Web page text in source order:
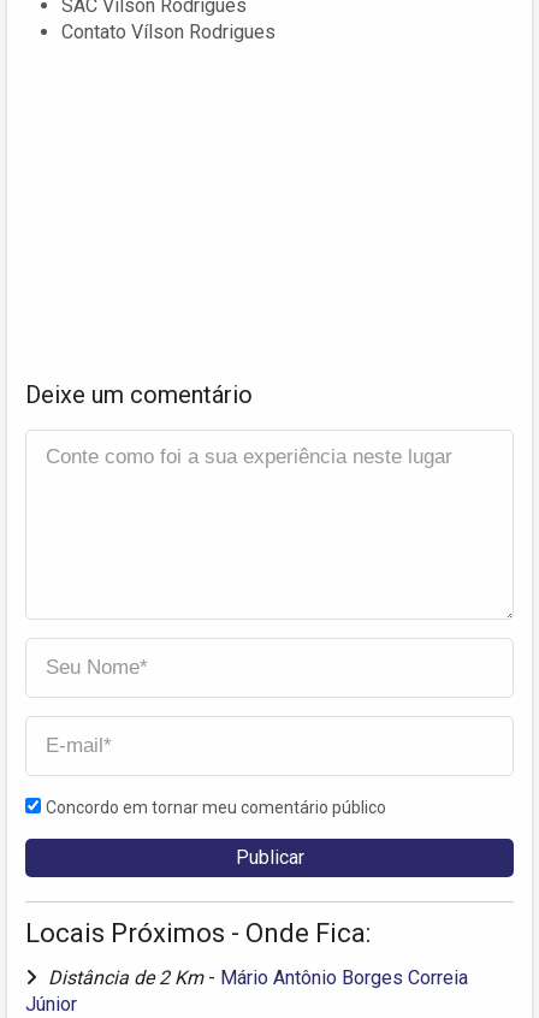
SAC Vílson Rodrigues
Contato Vílson Rodrigues
Deixe um comentário
Concordo em tornar meu comentário público
Locais Próximos - Onde Fica:
Distância de 2 Km - Mário Antônio Borges Correia
Júnior